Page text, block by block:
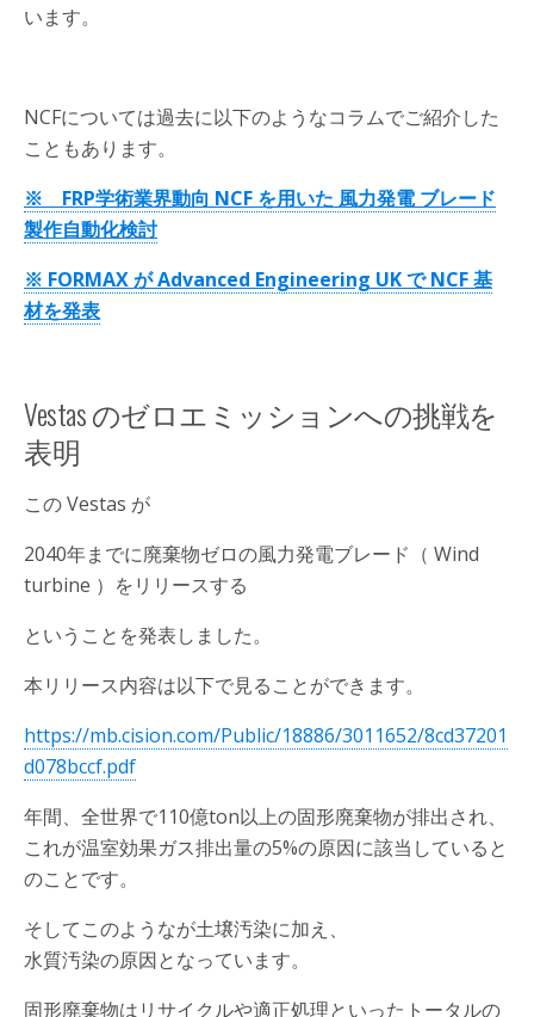
います。
NCFについては過去に以下のようなコラムでご紹介した
こともあります。
※ FRP学術業界動向 NCF を用いた 風力発電 ブレード
製作自動化検討
※ FORMAX が Advanced Engineering UK で NCF 基
材を発表
Vestas のゼロエミッションへの挑戦を
表明
この Vestas が
2040年までに廃棄物ゼロの風力発電ブレード（ Wind
turbine ）をリリースする
ということを発表しました。
本リリース内容は以下で見ることができます。
https://mb.cision.com/Public/18886/3011652/8cd37201
d078bccf.pdf
年間、全世界で110億ton以上の固形廃棄物が排出され、
これが温室効果ガス排出量の5%の原因に該当していると
のことです。
そしてこのようなが土壌汚染に加え、
水質汚染の原因となっています。
固形廃棄物はリサイクルや適正処理といったトータルの